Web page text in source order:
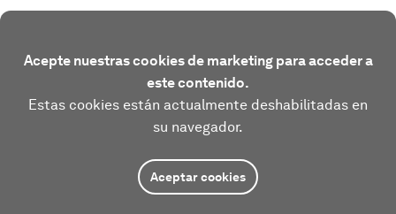
Acepte nuestras cookies de marketing para acceder a
este contenido.
Estas cookies están actualmente deshabilitadas en
su navegador.
Aceptar cookies